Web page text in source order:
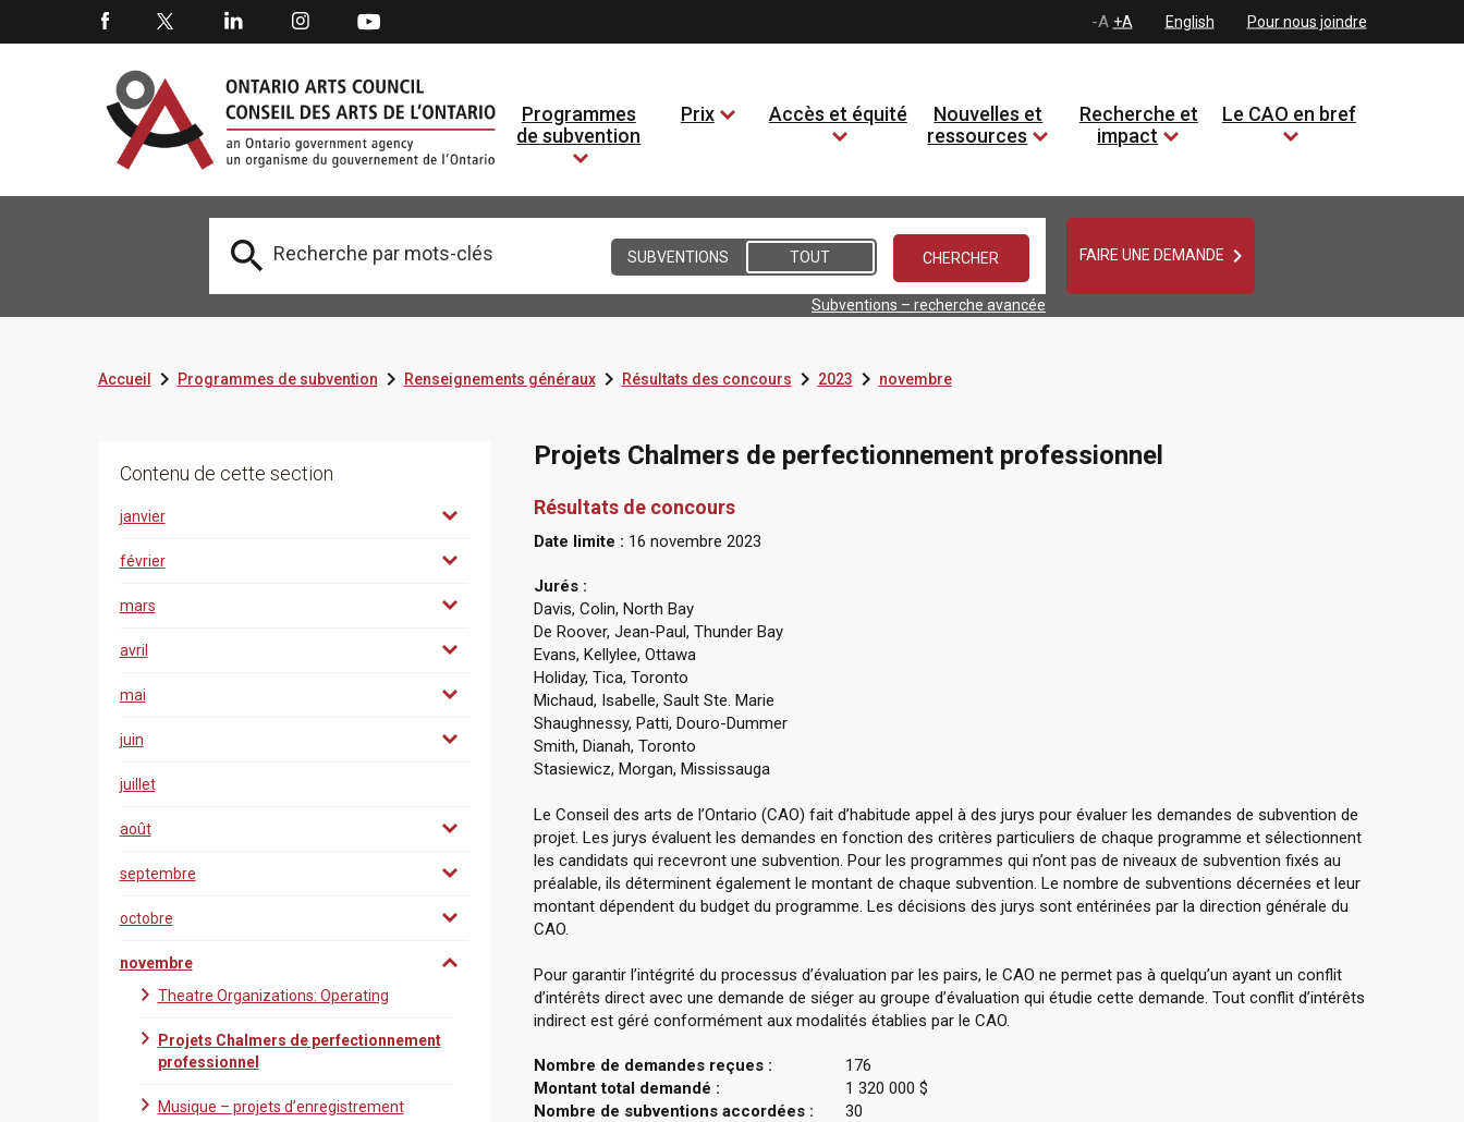
-A +A English Pour nous joindre
Programmes
de subvention
Prix Accès et équité
Nouvelles et
ressources
Recherche et
impact
Le CAO en bref
 SUBVENTIONS TOUT
Subventions – recherche avancée
FAIRE UNE DEMANDE 
Accueil Programmes de subventionRenseignements générauxRésultats des concours2023novembre
Contenu de cette section
janvier
février
mars
avril
mai
juin
juillet
août
septembre
octobre
novembre
Theatre Organizations: Operating
Projets Chalmers de perfectionnement
professionnel
Musique – projets d’enregistrement
Projets Chalmers de perfectionnement professionnel
Résultats de concours
Date limite : 16 novembre 2023
Jurés :
Davis, Colin, North Bay
De Roover, Jean-Paul, Thunder Bay
Evans, Kellylee, Ottawa
Holiday, Tica, Toronto
Michaud, Isabelle, Sault Ste. Marie
Shaughnessy, Patti, Douro-Dummer
Smith, Dianah, Toronto
Stasiewicz, Morgan, Mississauga
Le Conseil des arts de l’Ontario (CAO) fait d’habitude appel à des jurys pour évaluer les demandes de subvention de
projet. Les jurys évaluent les demandes en fonction des critères particuliers de chaque programme et sélectionnent
les candidats qui recevront une subvention. Pour les programmes qui n’ont pas de niveaux de subvention fixés au
préalable, ils déterminent également le montant de chaque subvention. Le nombre de subventions décernées et leur
montant dépendent du budget du programme. Les décisions des jurys sont entérinées par la direction générale du
CAO.
Pour garantir l’intégrité du processus d’évaluation par les pairs, le CAO ne permet pas à quelqu’un ayant un conflit
d’intérêts direct avec une demande de siéger au groupe d’évaluation qui étudie cette demande. Tout conflit d’intérêts
indirect est géré conformément aux modalités établies par le CAO.
Nombre de demandes reçues :
176
Montant total demandé :
1 320 000 $
Nombre de subventions accordées :
30